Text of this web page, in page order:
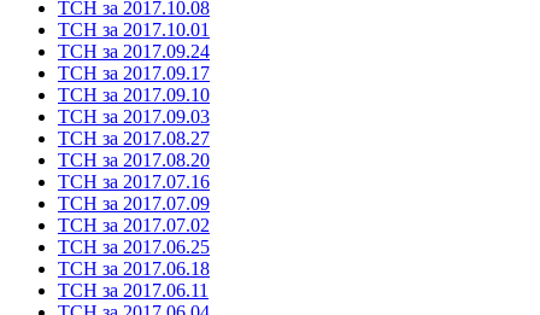
ТСН за 2017.10.08
ТСН за 2017.10.01
ТСН за 2017.09.24
ТСН за 2017.09.17
ТСН за 2017.09.10
ТСН за 2017.09.03
ТСН за 2017.08.27
ТСН за 2017.08.20
ТСН за 2017.07.16
ТСН за 2017.07.09
ТСН за 2017.07.02
ТСН за 2017.06.25
ТСН за 2017.06.18
ТСН за 2017.06.11